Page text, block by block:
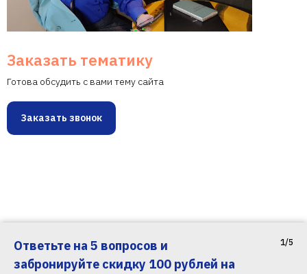
Заказать тематику
Готова обсудить с вами тему сайта
Заказать звонок
Ответьте на 5 вопросов и
забронируйте скидку 100 рублей на
1/5